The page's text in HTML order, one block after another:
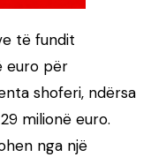
të fundit
euro për
shoferi, ndërsa
milionë euro.
nga një